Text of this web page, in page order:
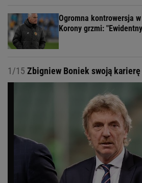
Ogromna kontrowersja
Korony grzmi:
1/15 Zbigniew Boniek swoją karierę